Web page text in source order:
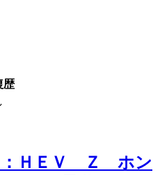
歴
：ＨＥＶ Ｚ ホン